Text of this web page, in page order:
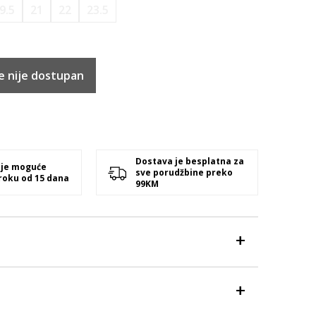
nije dostupan
moguće
od 15 dana
Dostava je besplatna za
sve porudžbine preko
99KM